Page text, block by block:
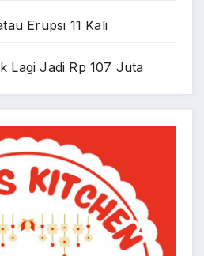
Erupsi 11 Kali
Lagi Jadi Rp 107 Juta